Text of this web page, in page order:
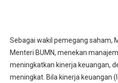
Sebagai wakil pemegang saham,
Menteri BUMN, menekan
meningkatkan kinerja keuangan,
meningkat. Bila kinerja keuangan